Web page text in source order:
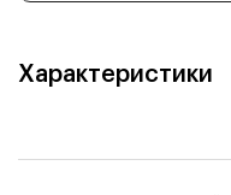
Характеристики